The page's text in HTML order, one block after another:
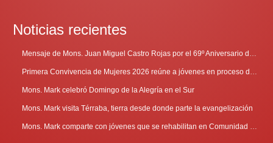
Noticias recientes
Mensaje de Mons. Juan Miguel Castro Rojas por el 69º Aniversario de Radio Sinaí
Primera Convivencia de Mujeres 2026 reúne a jóvenes en proceso de discernimiento vocacional
Mons. Mark celebró Domingo de la Alegría en el Sur
Mons. Mark visita Térraba, tierra desde donde parte la evangelización
Mons. Mark comparte con jóvenes que se rehabilitan en Comunidad Cenáculo